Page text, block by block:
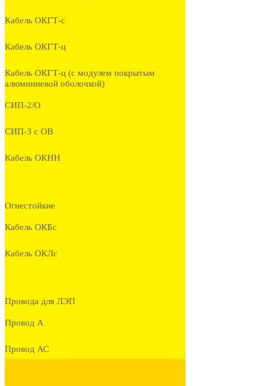
Кабель ОКГТ-с
Кабель ОКГТ-ц
Кабель ОКГТ-ц (с модулем покрытым
алюминиевой оболочкой)
СИП-2/О
СИП-3 с ОВ
Кабель ОКНН
Огнестойкие
Кабель ОКБc
Кабель ОКЛc
Провода для ЛЭП
Провод А
Провод АС